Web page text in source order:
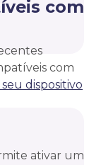
com
com
dispositivo
ativar um